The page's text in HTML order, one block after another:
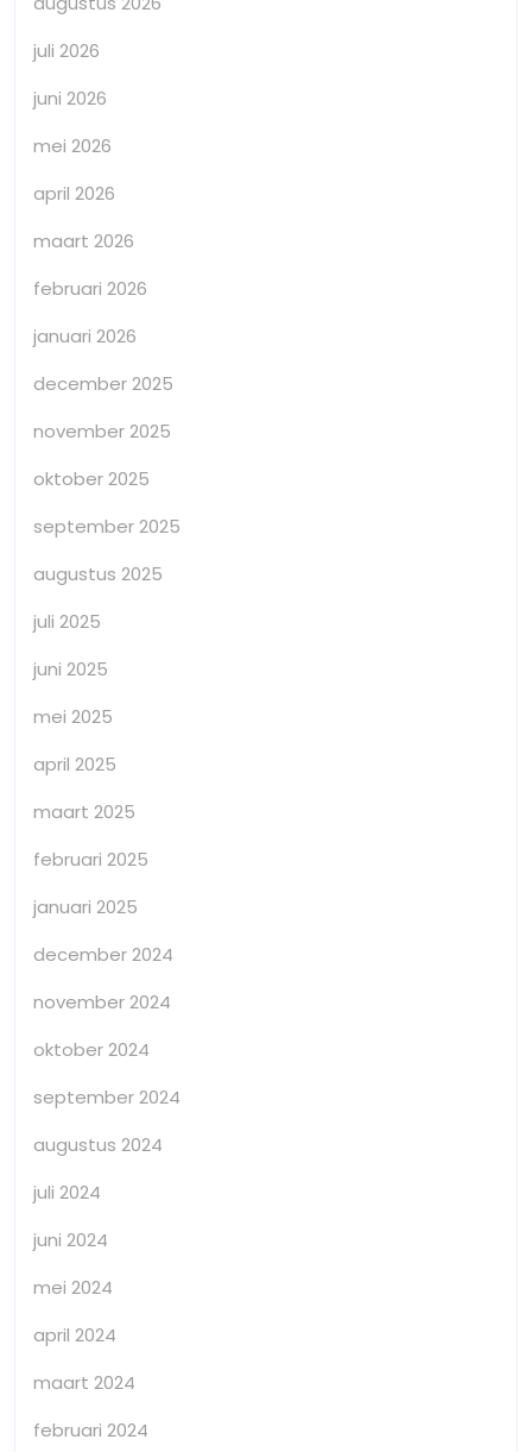
juli 2026
juni 2026
mei 2026
april 2026
maart 2026
februari 2026
januari 2026
december 2025
november 2025
oktober 2025
september 2025
augustus 2025
juli 2025
juni 2025
mei 2025
april 2025
maart 2025
februari 2025
januari 2025
december 2024
november 2024
oktober 2024
september 2024
augustus 2024
juli 2024
juni 2024
mei 2024
april 2024
maart 2024
februari 2024